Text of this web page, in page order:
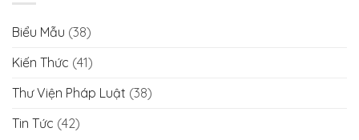
Biểu Mẫu (38)
Kiến Thức (41)
Thư Viện Pháp Luật (38)
Tin Tức (42)